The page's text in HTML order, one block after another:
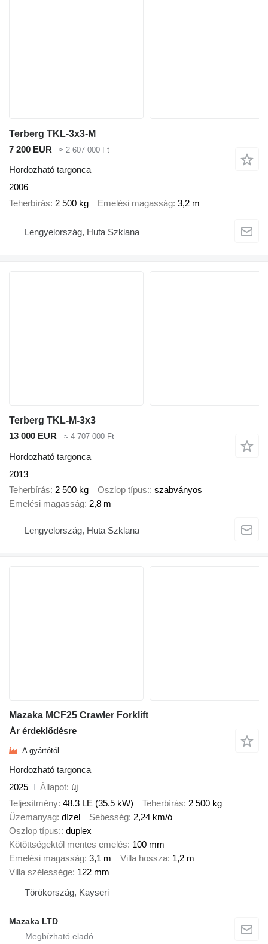
Terberg TKL-3x3-M
7 200 EUR
≈ 2 607 000 Ft
Hordozható targonca
2006
Teherbírás 2 500 kg Emelési magasság 3,2 m
Lengyelország, Huta Szklana
Terberg TKL-M-3x3
13 000 EUR
≈ 4 707 000 Ft
Hordozható targonca
2013
Teherbírás 2 500 kg Oszlop típus: szabványos
Emelési magasság 2,8 m
Lengyelország, Huta Szklana
Mazaka MCF25 Crawler Forklift
Ár érdeklődésre
A gyártótól
Hordozható targonca
2025
Állapot új
Teljesítmény 48.3 LE (35.5 kW) Teherbírás 2 500 kg
Üzemanyag dízel Sebesség 2,24 km/ó
Oszlop típus: duplex
Kötöttségektől mentes emelés 100 mm
Emelési magasság 3,1 m Villa hossza 1,2 m
Villa szélessége 122 mm
Törökország, Kayseri
Mazaka LTD